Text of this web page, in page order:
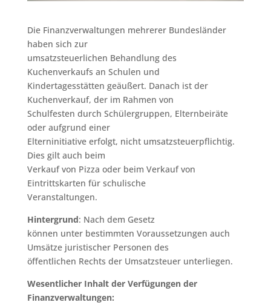
Die Finanzverwaltungen mehrerer Bundesländer
haben sich zur
umsatzsteuerlichen Behandlung des
Kuchenverkaufs an Schulen und
Kindertagesstätten geäußert. Danach ist der
Kuchenverkauf, der im Rahmen von
Schulfesten durch Schülergruppen, Elternbeiräte
oder aufgrund einer
Elterninitiative erfolgt, nicht umsatzsteuerpflichtig.
Dies gilt auch beim
Verkauf von Pizza oder beim Verkauf von
Eintrittskarten für schulische
Veranstaltungen.
Hintergrund: Nach dem Gesetz
können unter bestimmten Voraussetzungen auch
Umsätze juristischer Personen des
öffentlichen Rechts der Umsatzsteuer unterliegen.
Wesentlicher Inhalt der Verfügungen der
Finanzverwaltungen: